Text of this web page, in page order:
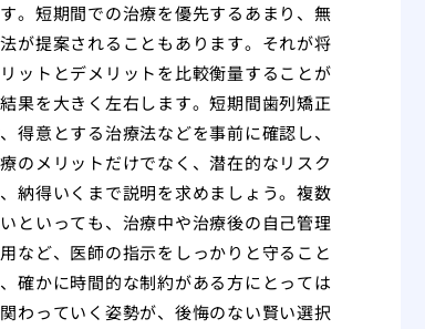
。短期間での治療を優先するあまり、無
が提案されることもあります。それが将
ットとデメリットを比較衡量することが
果を大きく左右します。短期間歯列矯正
意とする治療法などを事前に確認し、
のメリットだけでなく、潜在的なリスク
納得いくまで説明を求めましょう。複数
といっても、治療中や治療後の自己管理
など、医師の指示をしっかりと守ること
確かに時間的な制約がある方にとっては
わっていく姿勢が、後悔のない賢い選択